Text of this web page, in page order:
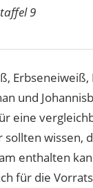
9
und
eine
wissen,
enthalten
für die